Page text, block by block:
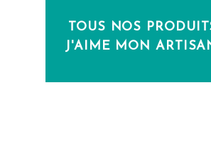
TOUS NOS
J'AIME MON